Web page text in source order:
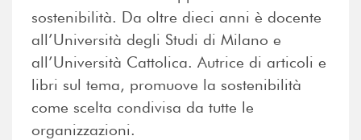
sostenibilità. Da oltre dieci anni è docente
all’Università degli Studi di Milano e
all’Università Cattolica. Autrice di articoli e
libri sul tema, promuove la sostenibilità
come scelta condivisa da tutte le
organizzazioni.